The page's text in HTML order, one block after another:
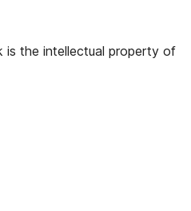
is the intellectual property of